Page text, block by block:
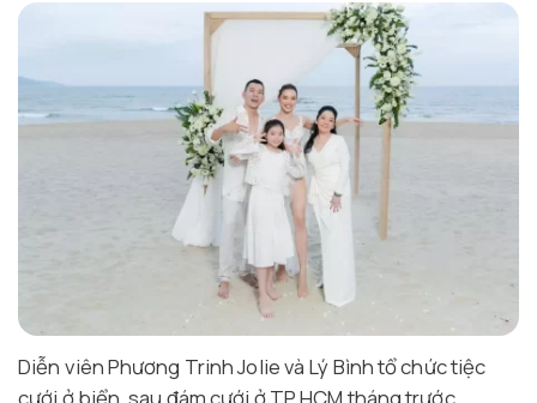
Diễn viên Phương Trinh Jolie và Lý Bình tổ chức tiệc